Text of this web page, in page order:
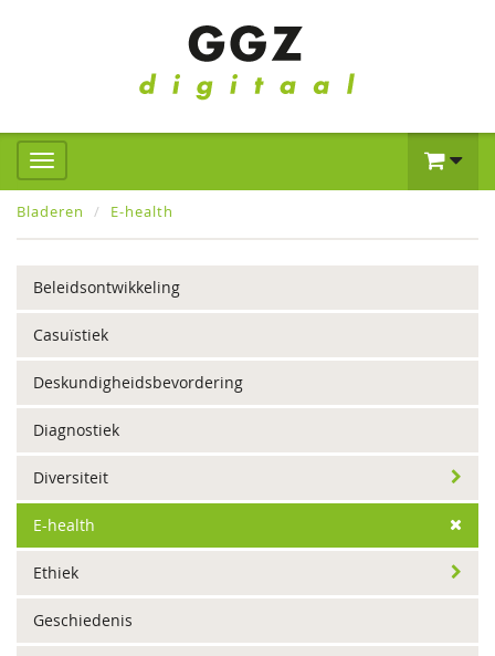
Bladeren E-health
Beleidsontwikkeling
Casuïstiek
Deskundigheidsbevordering
Diagnostiek
Diversiteit
E-health
Ethiek
Geschiedenis